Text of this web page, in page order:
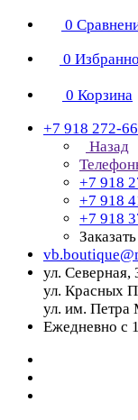
0
0
0 Корзина
+7 918 272-
Назад
+7 918
+7 918
+7 918
ул. Северная,
ул. Красных
ул. им. Петра
Ежедневно с